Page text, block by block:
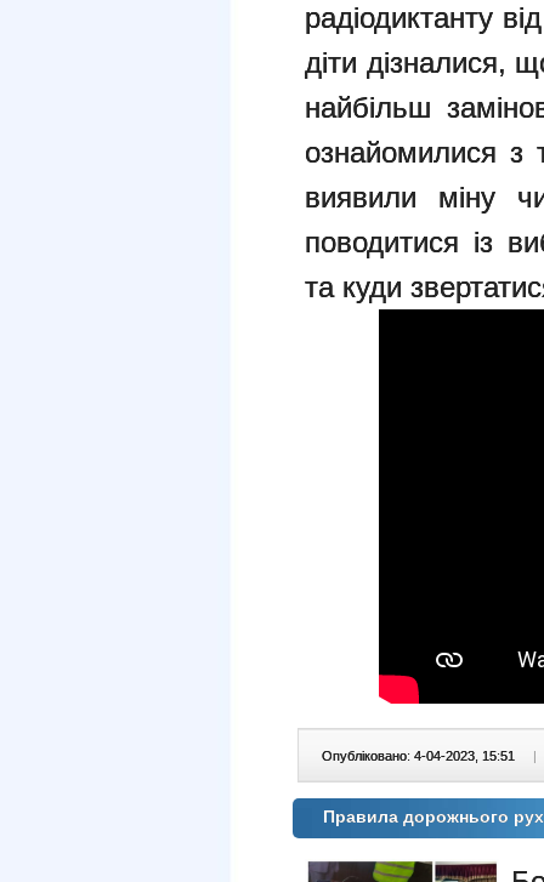
радіодиктанту
діти дізналися,
найбільш
ознайомилися з
виявили міну
поводитися із
та куди
Опубліковано: 4-04-2023, 15:51 |
Правила дорожнього